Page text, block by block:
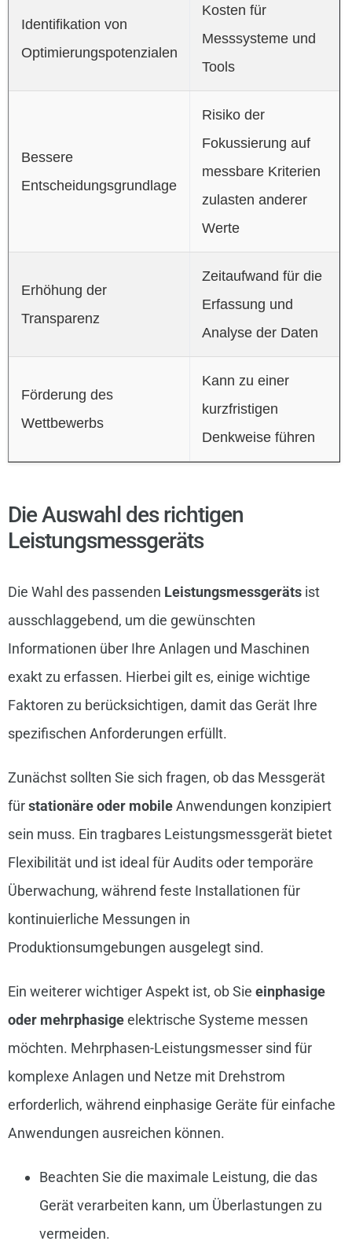
Identifikation von
Optimierungspotenzialen
Kosten für
Messsysteme und
Tools
Bessere
Entscheidungsgrundlage
Risiko der
Fokussierung auf
messbare Kriterien
zulasten anderer
Werte
Erhöhung der
Transparenz
Zeitaufwand für die
Erfassung und
Analyse der Daten
Förderung des
Wettbewerbs
Kann zu einer
kurzfristigen
Denkweise führen
Die Auswahl des richtigen
Leistungsmessgeräts
Die Wahl des passenden Leistungsmessgerätsist
ausschlaggebend, um die gewünschten
Informationen über Ihre Anlagen und Maschinen
exakt zu erfassen. Hierbei gilt es, einige wichtige
Faktoren zu berücksichtigen, damit das Gerät Ihre
spezifischen Anforderungen erfüllt.
Zunächst sollten Sie sich fragen, ob das Messgerät
fürstationäre oder mobileAnwendungen konzipiert
sein muss. Ein tragbares Leistungsmessgerät bietet
Flexibilität und ist ideal für Audits oder temporäre
Überwachung, während feste Installationen für
kontinuierliche Messungen in
Produktionsumgebungen ausgelegt sind.
Ein weiterer wichtiger Aspekt ist, ob Sie einphasige
oder mehrphasigeelektrische Systeme messen
möchten. Mehrphasen-Leistungsmesser sind für
komplexe Anlagen und Netze mit Drehstrom
erforderlich, während einphasige Geräte für einfache
Anwendungen ausreichen können.
Beachten Sie die maximale Leistung, die das
Gerät verarbeiten kann, um Überlastungen zu
vermeiden.